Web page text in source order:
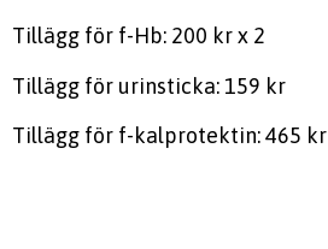
Tillägg för f-Hb: 200 kr x 2
Tillägg för urinsticka: 159 kr
Tillägg för f-kalprotektin: 465 kr